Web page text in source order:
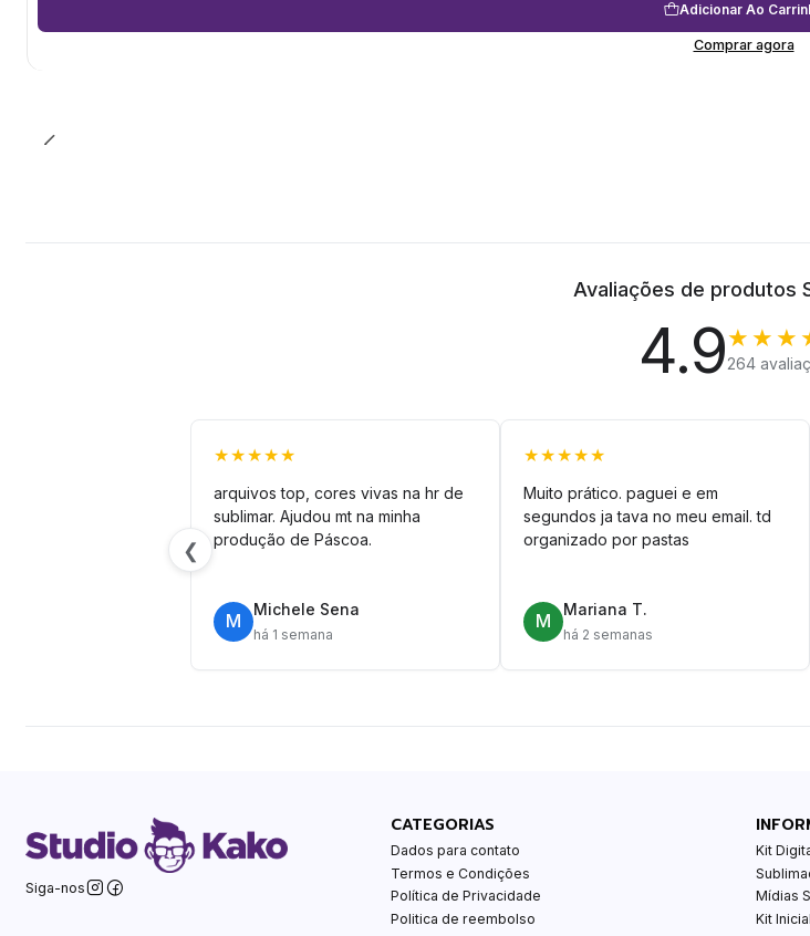
Adicionar Ao
Comprar agora
Avaliações de produtos
4.9264
❮
★★★★★
arquivos top, cores vivas na hr de
sublimar. Ajudou mt na minha
produção de Páscoa.
M
Michele Sena
há 1 semana
★★★★★
Muito prático. paguei e em
segundos ja tava no meu email. td
organizado por pastas
M
Mariana T.
há 2 semanas
Siga-nos
CATEGORIAS
Dados para contato
Termos e Condições
Política de Privacidade
Politica de reembolso
Kit
Mídias
Kit